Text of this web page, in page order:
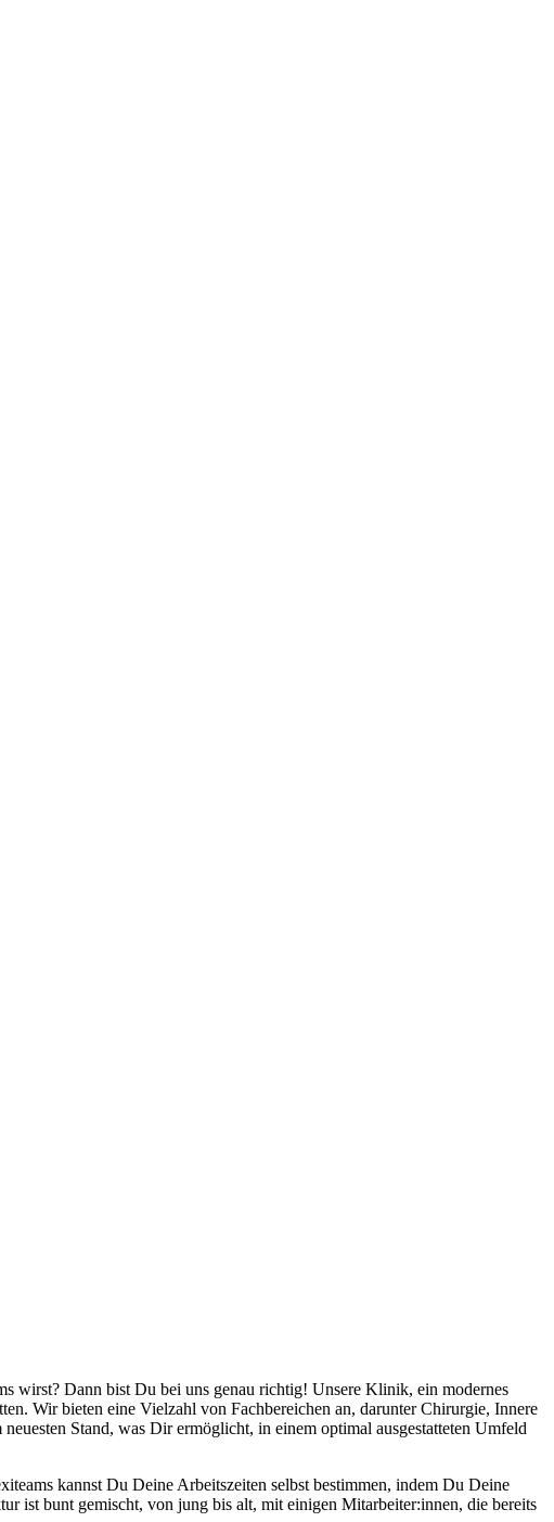
wirst? Dann bist Du bei uns genau richtig! Unsere Klinik, ein modernes
Wir bieten eine Vielzahl von Fachbereichen an, darunter Chirurgie, Innere
Stand, was Dir ermöglicht, in einem optimal ausgestatteten Umfeld
kannst Du Deine Arbeitszeiten selbst bestimmen, indem Du Deine
ist bunt gemischt, von jung bis alt, mit einigen Mitarbeiter:innen, die bereits